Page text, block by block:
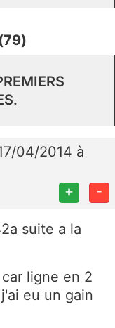
04/2014 à
+ -
suite a la
ligne en 2
eu un gain